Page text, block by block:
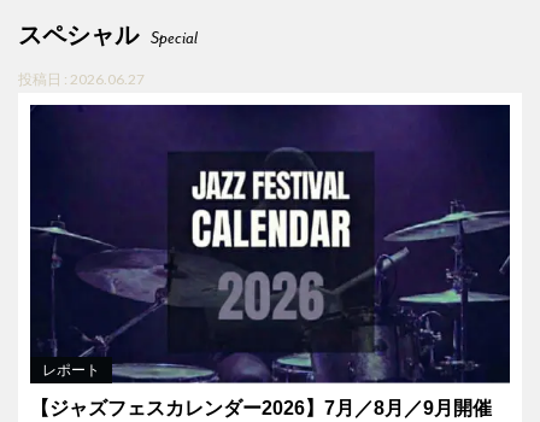
スペシャル Special
投稿日 : 2026.06.27
レポート
【ジャズフェスカレンダー2026】7月／8月／9月開催